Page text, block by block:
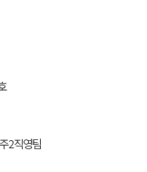
2직영팀